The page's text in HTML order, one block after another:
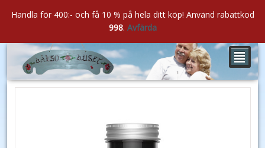
²
Handla för 400:- och få 10 % på hela ditt köp! Använd rabattkod
998. Avfärda